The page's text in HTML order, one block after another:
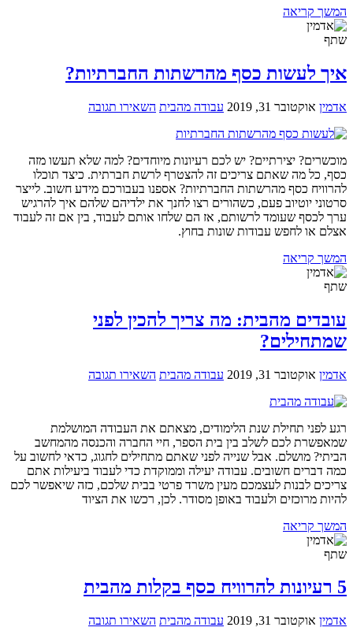
המשך קריאה
שתף
איך לעשות כסף מהרשתות החברתיות?
אדמין אוקטובר 31, 2019 עבודה מהבית השאירו תגובה
מוכשרים? יצירתיים? יש לכם רעיונות מיוחדים? למה שלא תעשו מזה
כסף, כל מה שאתם צריכים זה להצטרף לרשת חברתית. כיצד תוכלו
להרוויח כסף מהרשתות החברתיות? אספנו בעבורכם מידע חשוב. לייצר
סרטוני יוטיוב פעם, כשהורים רצו לחנך את ילדיהם שלהם איך להרגיש
ערך לכסף שעומד לרשותם, אז הם שלחו אותם לעבוד, בין אם זה לעבוד
אצלם או לחפש עבודות שונות בחוץ.
המשך קריאה
שתף
עובדים מהבית: מה צריך להכין לפני
שמתחילים?
אדמין אוקטובר 31, 2019 עבודה מהבית השאירו תגובה
רגע לפני תחילת שנת הלימודים, מצאתם את העבודה המושלמת
שמאפשרת לכם לשלב בין בית הספר, חיי החברה והכנסה מהמחשב
הביתי? מושלם. אבל שנייה לפני שאתם מתחילים לחגוג, כדאי לחשוב על
כמה דברים חשובים. עבודה יעילה וממוקדת כדי לעבוד ביעילות אתם
צריכים לבנות לעצמכם מעין משרד פרטי בבית שלכם, כזה שיאפשר לכם
להיות מרוכזים ולעבוד באופן מסודר. לכן, רכשו את הציוד
המשך קריאה
שתף
5 רעיונות להרוויח כסף בקלות מהבית
אדמין אוקטובר 31, 2019 עבודה מהבית השאירו תגובה